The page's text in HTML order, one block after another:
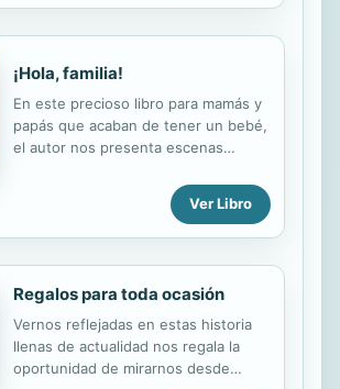
una cuerda. Se trata, de hecho, de
¡Hola, familia!
En este precioso libro para mamás y
papás que acaban de tener un bebé,
el autor nos presenta escenas
lenguaje de los recién nacidos, lo
que les pasa y por qué. El Dr. Álvaro
Bilbao, autor superventas,
descubre las claves para entender a
nuestro hijo desde su nacimiento.
Ver Libro
Regalos para toda ocasión
Vernos reflejadas en estas historia
llenas de actualidad nos regala la
oportunidad de mirarnos desde